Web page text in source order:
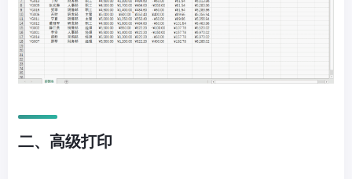
二、高级打印